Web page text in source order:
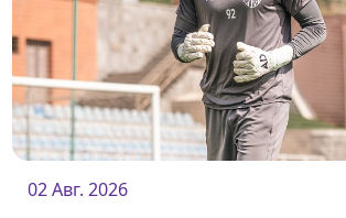
02 Авг. 2026